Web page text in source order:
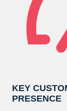
KEY
PRESENCE